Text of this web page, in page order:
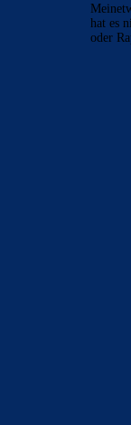
hat es
oder